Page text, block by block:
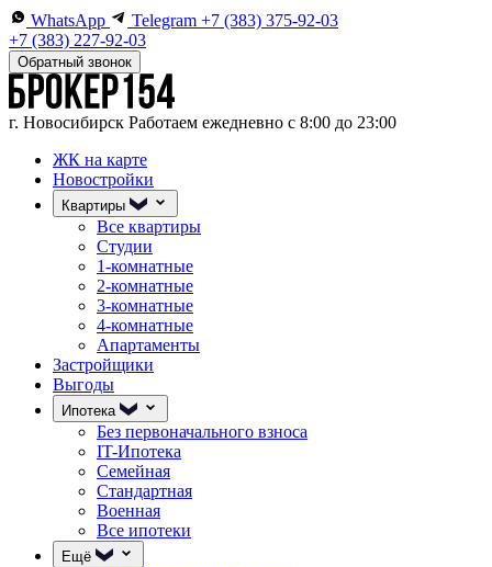
WhatsApp Telegram +7 (383) 375-92-03
+7 (383) 227-92-03
Обратный звонок
г. Новосибирск Работаем ежедневно с 8:00 до 23:00
ЖК на карте
Новостройки
Квартиры
Все квартиры
Студии
1-комнатные
2-комнатные
3-комнатные
4-комнатные
Апартаменты
Застройщики
Выгоды
Ипотека
Без первоначального взноса
IT-Ипотека
Семейная
Стандартная
Военная
Все ипотеки
Ещё